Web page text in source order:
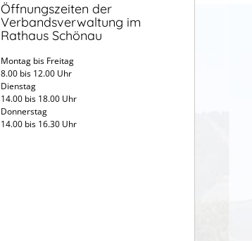
Öffnungszeiten der
Verbandsverwaltung im
Rathaus Schönau
Montag bis Freitag
8.00 bis 12.00 Uhr
Dienstag
14.00 bis 18.00 Uhr
Donnerstag
14.00 bis 16.30 Uhr